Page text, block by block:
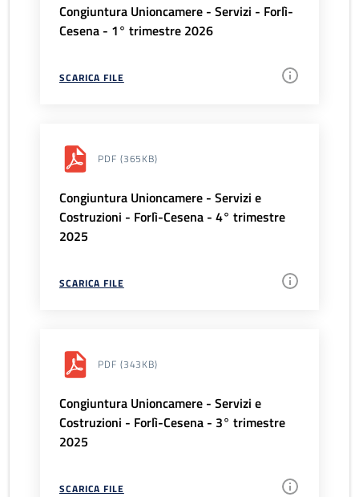
Congiuntura Unioncamere - Servizi - Forlì-
Cesena - 1° trimestre 2026
SCARICA FILE
PDF (365KB)
Congiuntura Unioncamere - Servizi e
Costruzioni - Forlì-Cesena - 4° trimestre
2025
SCARICA FILE
PDF (343KB)
Congiuntura Unioncamere - Servizi e
Costruzioni - Forlì-Cesena - 3° trimestre
2025
SCARICA FILE